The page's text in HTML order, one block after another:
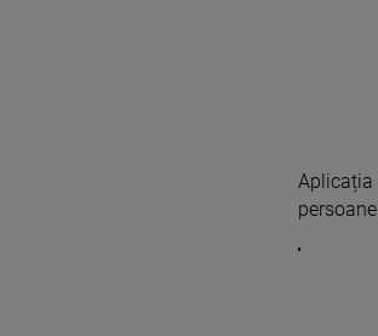
Aplicația